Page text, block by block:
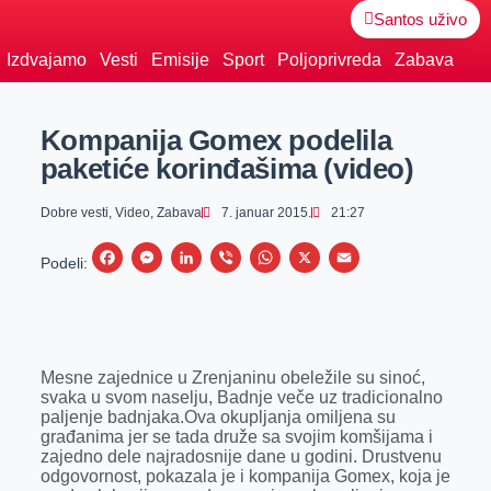
Santos uživo
Izdvajamo Vesti Emisije Sport Poljoprivreda Zabava
Kompanija Gomex podelila
paketiće korinđašima (video)
Dobre vesti, Video, Zabava 7. januar 2015. 21:27
Podeli:
F
b
o
o
k
M
e
n
g
e
L
e
d
I
n
V
r
W
s
A
p
p
X
E
l
Mesne zajednice u Zrenjaninu obeležile su sinoć,
svaka u svom naselju, Badnje veče uz tradicionalno
paljenje badnjaka.Ova okupljanja omiljena su
građanima jer se tada druže sa svojim komšijama i
zajedno dele najradosnije dane u godini. Drustvenu
odgovornost, pokazala je i kompanija Gomex, koja je